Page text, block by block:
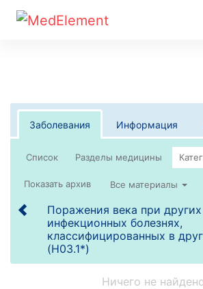
Заболевания Информация
Список
Все материалы
Поражения века при других
инфекционных болезнях,
классифицированных в
(H03.1*)
Ничего не